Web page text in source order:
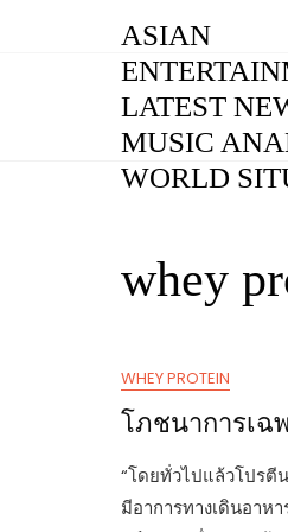
ASIAN
LATEST
MUSIC
WORLD
whey
WHEY PROTEIN
โภชนาการเฉ
“โดยทั่วไปแล้วโปรตี
มีอาการทางเดินอาห